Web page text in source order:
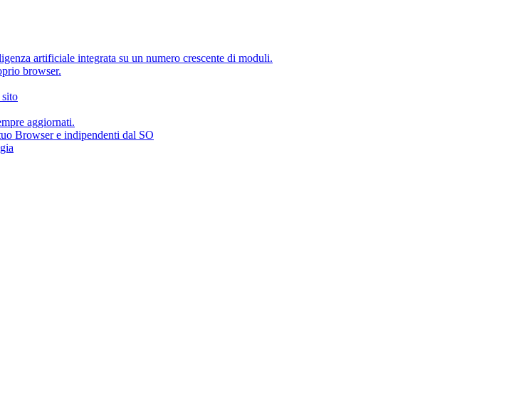
artificiale integrata su un numero crescente di moduli.
browser.
sito
aggiornati.
Browser e indipendenti dal SO